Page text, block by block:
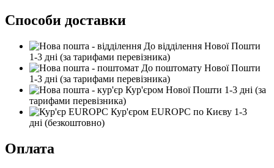
Способи доставки
До відділення Нової Пошти
1-3 дні (за тарифами перевізника)
До поштомату Нової Пошти
1-3 дні (за тарифами перевізника)
Кур'єром Нової Пошти 1-3 дні (за
тарифами перевізника)
Кур'єром EUROPC по Києву 1-3
дні (безкоштовно)
Оплата